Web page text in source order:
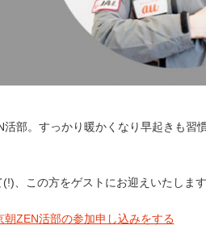
部。すっかり暖かくなり早起きも習
、この方をゲストにお迎えいたします
朝ZEN活部の参加申し込みをする